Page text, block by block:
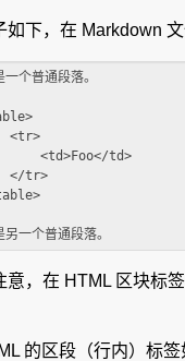
如下，在 Markdown
一个普通段落。
<tr>
<td>Foo</td>
</tr>
意，在 HTML 区块标
的区段（行内）标签